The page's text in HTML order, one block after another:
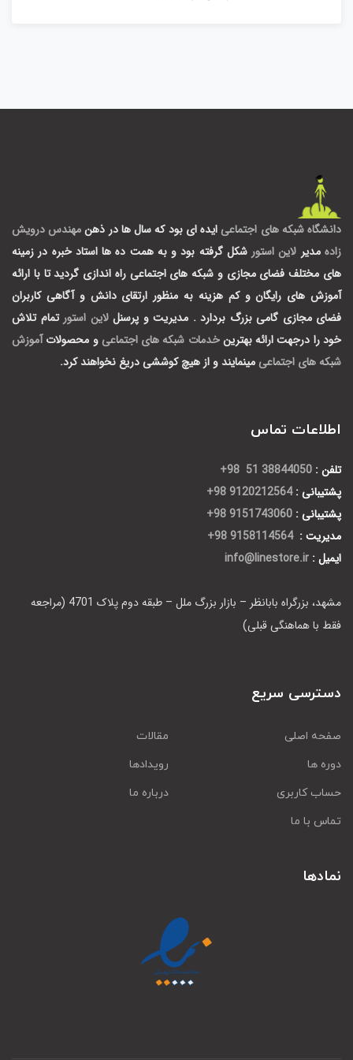
دانشگاه شبکه های اجتماعی ایده ای بود که سال ها در ذهنمهندس درویش
زاده مدیر لاین استور شکل گرفته بود و به همت ده ها استاد خبره در زمینه
های مختلف فضای مجازی و شبکه های اجتماعی راه اندازی گردید تا با ارائه
آموزش های رایگان و کم هزینه به منظور ارتقای دانش و آگاهی کاربران
فضای مجازی گامی بزرگ بردارد . مدیریت و پرسنللاین استور تمام تلاش
خود را درجهت ارائه بهترینخدمات شبکه های اجتماعی و محصولات آموزش
شبکه های اجتماعی مینمایند و از هیچ کوششی دریغ نخواهند کرد.
اطلاعات تماس
تلفن : 38844050 51 98+
پشتیبانی : 9120212564 98+
پشتیبانی : 9151743060 98+
مدیریت : 9158114564 98+
ایمیل : info@linestore.ir
مشهد، بزرگراه بابانظر – بازار بزرگ ملل – طبقه دوم پلاک 4701 (مراجعه
فقط با هماهنگی قبلی)
دسترسی سریع
صفحه اصلی
مقالات
دوره ها
رویدادها
حساب کاربری
درباره ما
تماس با ما
نمادها